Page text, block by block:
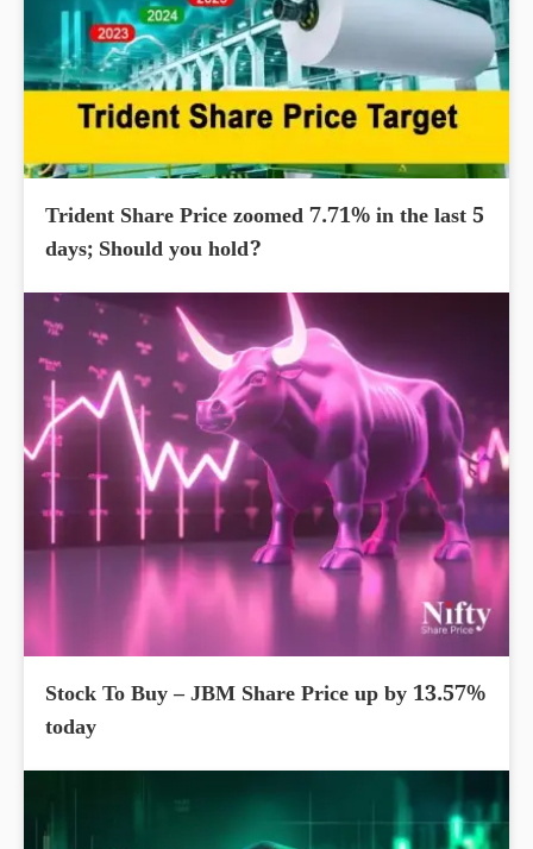
Trident Share Price zoomed 7.71% in the last 5
days; Should you hold?
Stock To Buy – JBM Share Price up by 13.57%
today